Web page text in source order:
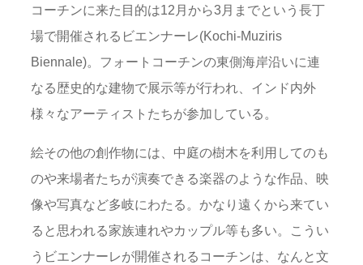
コーチンに来た目的は12月から3月までという長丁
場で開催されるビエンナーレ(Kochi-Muziris
Biennale)。フォートコーチンの東側海岸沿いに連
なる歴史的な建物で展示等が行われ、インド内外
様々なアーティストたちが参加している。
絵その他の創作物には、中庭の樹木を利用してのも
のや来場者たちが演奏できる楽器のような作品、映
像や写真など多岐にわたる。かなり遠くから来てい
ると思われる家族連れやカップル等も多い。こうい
うビエンナーレが開催されるコーチンは、なんと文